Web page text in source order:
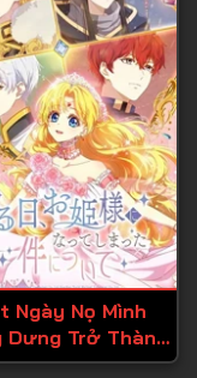
Ngày Nọ Mình
Dưng Trở Thành
Công Chúa